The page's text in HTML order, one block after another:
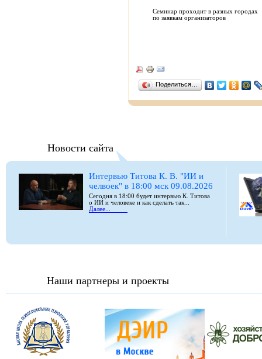
Семинар проходит в разных городах
по заявкам организаторов
Поделиться…
Новости сайта
Интервью Титова К. В. "ИИ и
челвоек" в 18:00 мск 09.08.2026
Сегодня в 18:00 будет интервью К. Титова
о ИИ и человеке и как сделать так...
Далее...
Наши партнеры и проекты